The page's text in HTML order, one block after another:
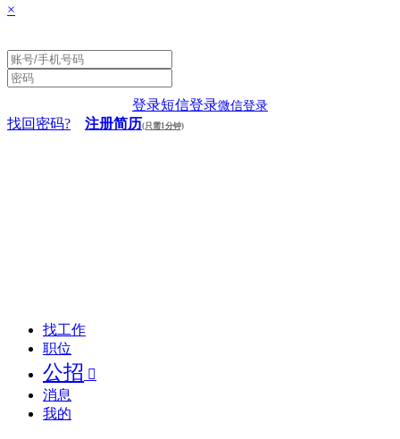
×
登录短信登录微信登录
找回密码? 注册简历(只需1分钟)
找工作
职位
公招 
消息
我的